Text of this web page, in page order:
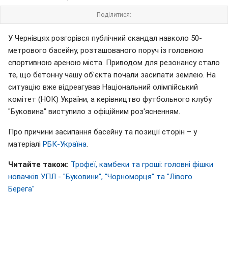
Поділитися:
У Чернівцях розгорівся публічний скандал навколо 50-
метрового басейну, розташованого поруч із головною
спортивною ареною міста. Приводом для резонансу стало
те, що бетонну чашу об'єкта почали засипати землею. На
ситуацію вже відреагував Національний олімпійський
комітет (НОК) України, а керівництво футбольного клубу
"Буковина" виступило з офіційним роз'ясненням.
Про причини засипання басейну та позиції сторін – у
матеріалі РБК-Україна
Читайте також: Трофеї, камбеки та гроші: головні фішки
новачків УПЛ - "Буковини", "Чорноморця" та "Лівого
Берега"